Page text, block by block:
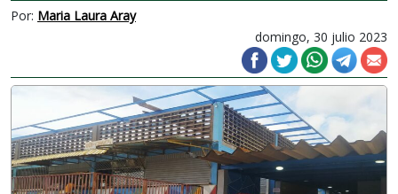
Por: Maria Laura Aray
domingo, 30 julio 2023